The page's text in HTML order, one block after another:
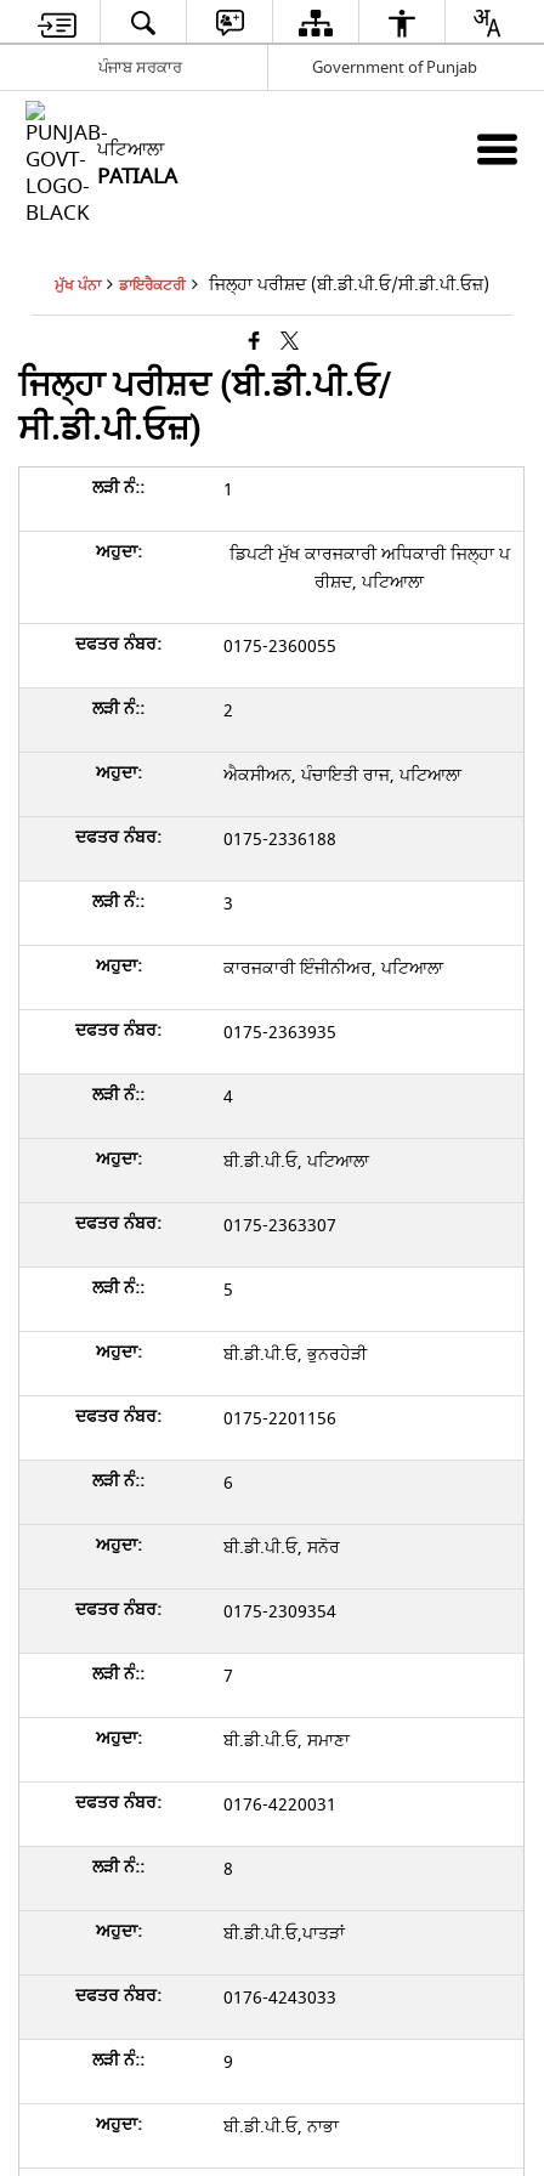
ਪੰਜਾਬ ਸਰਕਾਰ Government of Punjab
ਪਟਿਆਲਾ
PATIALA
ਮੁੱਖ ਪੰਨਾ ਡਾਇਰੈਕਟਰੀ ਜਿਲ੍ਹਾ ਪਰੀਸ਼ਦ (ਬੀ.ਡੀ.ਪੀ.ਓ/ਸੀ.ਡੀ.ਪੀ.ਓਜ਼)
ਜਿਲ੍ਹਾ ਪਰੀਸ਼ਦ (ਬੀ.ਡੀ.ਪੀ.ਓ/
ਸੀ.ਡੀ.ਪੀ.ਓਜ਼)
1
ਡਿਪਟੀ ਮੁੱਖ ਕਾਰਜਕਾਰੀ ਅਧਿਕਾਰੀ ਜਿਲ੍ਹਾ ਪ
ਰੀਸ਼ਦ, ਪਟਿਆਲਾ
0175-2360055
2
ਐਕਸੀਅਨ, ਪੰਚਾਇਤੀ ਰਾਜ, ਪਟਿਆਲਾ
0175-2336188
3
ਕਾਰਜਕਾਰੀ ਇੰਜੀਨੀਅਰ, ਪਟਿਆਲਾ
0175-2363935
4
ਬੀ.ਡੀ.ਪੀ.ਓ, ਪਟਿਆਲਾ
0175-2363307
5
ਬੀ.ਡੀ.ਪੀ.ਓ, ਭੁਨਰਹੇੜੀ
0175-2201156
6
ਬੀ.ਡੀ.ਪੀ.ਓ, ਸਨੋਰ
0175-2309354
7
ਬੀ.ਡੀ.ਪੀ.ਓ, ਸਮਾਣਾ
0176-4220031
8
ਬੀ.ਡੀ.ਪੀ.ਓ,ਪਾਤੜਾਂ
0176-4243033
9
ਬੀ.ਡੀ.ਪੀ.ਓ, ਨਾਭਾ